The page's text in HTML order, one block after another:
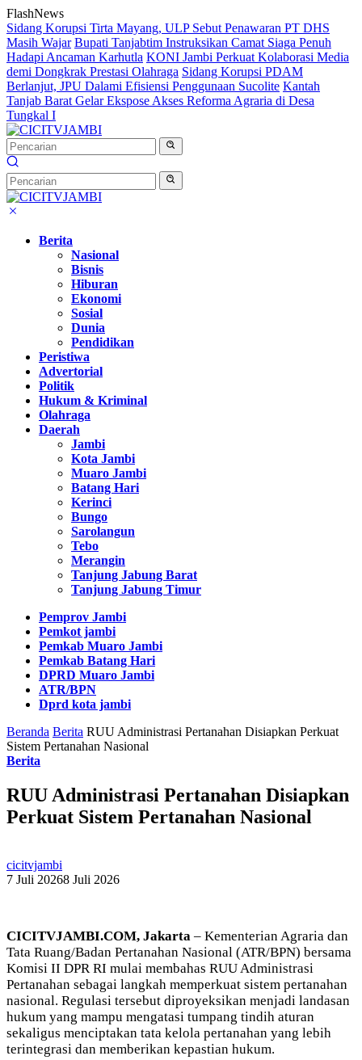
Langsung
ke
konten
FlashNews
Sidang Korupsi Tirta Mayang, ULP Sebut Penawaran PT DHS
Masih Wajar Bupati Tanjabtim Instruksikan Camat Siaga Penuh
Hadapi Ancaman Karhutla KONI Jambi Perkuat Kolaborasi Media
demi Dongkrak Prestasi Olahraga Sidang Korupsi PDAM
Berlanjut, JPU Dalami Efisiensi Penggunaan Sucolite Kantah
Tanjab Barat Gelar Ekspose Akses Reforma Agraria di Desa
Tungkal I
Berita
Nasional
Bisnis
Hiburan
Ekonomi
Sosial
Dunia
Pendidikan
Peristiwa
Advertorial
Politik
Hukum & Kriminal
Olahraga
Daerah
Jambi
Kota Jambi
Muaro Jambi
Batang Hari
Kerinci
Bungo
Sarolangun
Tebo
Merangin
Tanjung Jabung Barat
Tanjung Jabung Timur
Pemprov Jambi
Pemkot jambi
Pemkab Muaro Jambi
Pemkab Batang Hari
DPRD Muaro Jambi
ATR/BPN
Dprd kota jambi
Beranda Berita RUU Administrasi Pertanahan Disiapkan Perkuat
Sistem Pertanahan Nasional
Berita
RUU Administrasi Pertanahan Disiapkan
Perkuat Sistem Pertanahan Nasional
cicitvjambi
7 Juli 20268 Juli 2026
CICITVJAMBI.COM, Jakarta – Kementerian Agraria dan
Tata Ruang/Badan Pertanahan Nasional (ATR/BPN) bersama
Komisi II DPR RI mulai membahas RUU Administrasi
Pertanahan sebagai langkah memperkuat sistem pertanahan
nasional. Regulasi tersebut diproyeksikan menjadi landasan
hukum yang mampu mengatasi tumpang tindih aturan
sekaligus menciptakan tata kelola pertanahan yang lebih
terintegrasi dan memberikan kepastian hukum.